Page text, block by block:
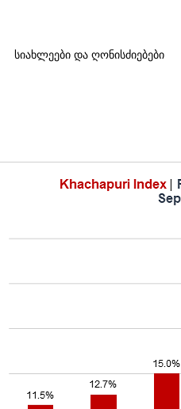
ᲡᲘᲐᲮᲚᲔᲔᲑᲘ ᲓᲐ ᲦᲝᲜᲘᲡᲫᲘᲔᲑᲔᲑᲘ